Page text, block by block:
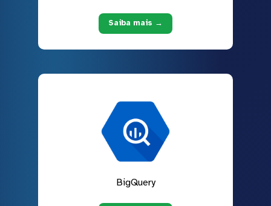
Saiba mais →
BigQuery